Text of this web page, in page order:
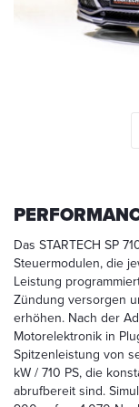
Das STARTECH SP
Steuermodulen, die
Leistung
Zündung versorgen
erhöhen. Nach der
Motorelektronik in
Spitzenleistung von
kW / 710 PS, die
abrufbereit sind.